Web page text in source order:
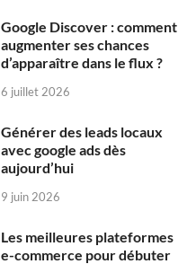
Google Discover : comment
augmenter ses chances
d’apparaître dans le flux ?
6 juillet 2026
Générer des leads locaux
avec google ads dès
aujourd’hui
9 juin 2026
Les meilleures plateformes
e-commerce pour débuter